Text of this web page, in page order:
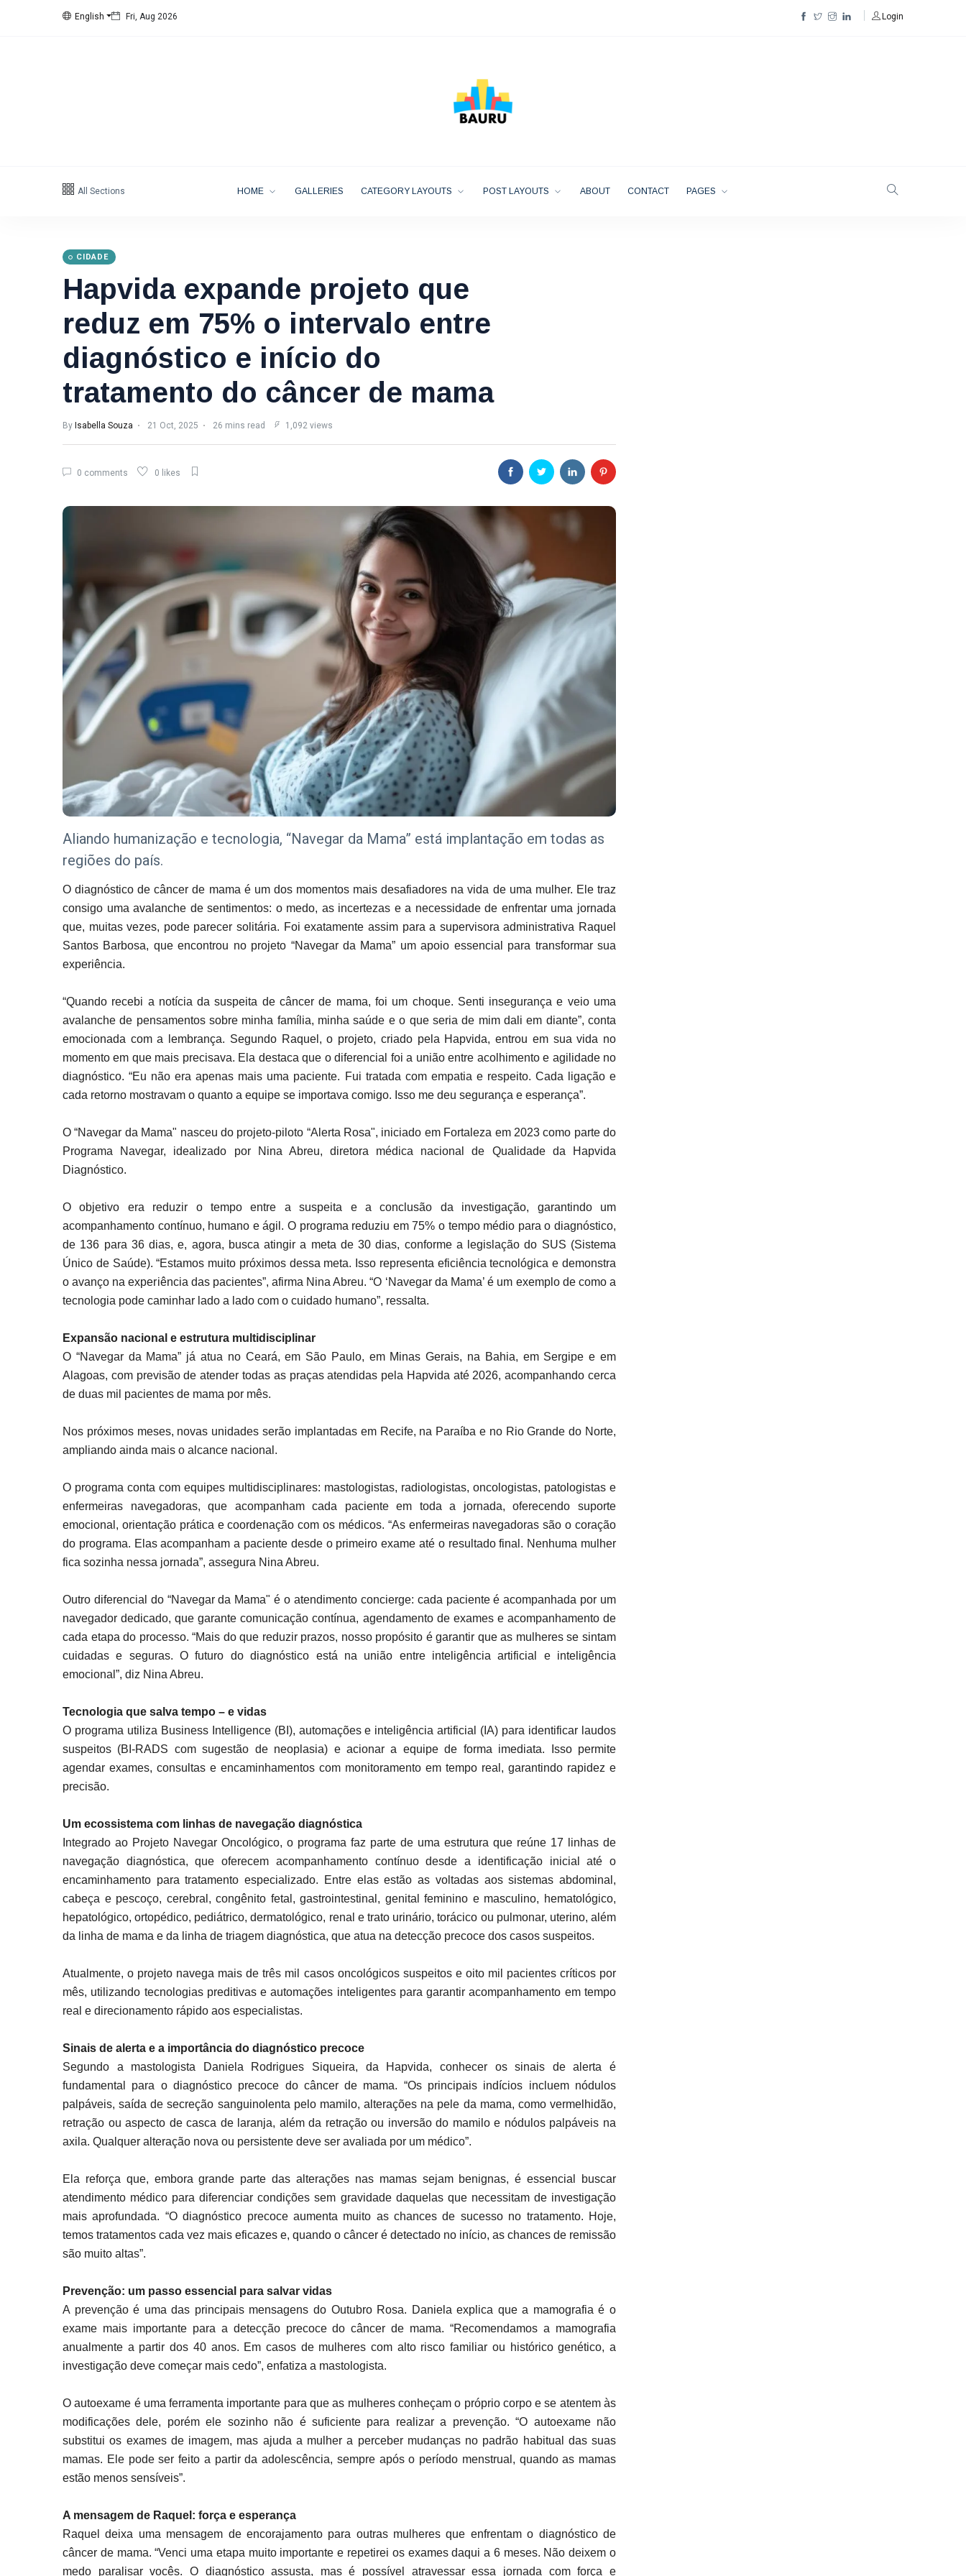
English Fri, Aug 2026 Login
All Sections HOME GALLERIES CATEGORY LAYOUTS POST LAYOUTS ABOUT CONTACT PAGES
CIDADE
Hapvida expande projeto que
reduz em 75% o intervalo entre
diagnóstico e início do
tratamento do câncer de mama
By Isabella Souza 21 Oct, 2025 26 mins read 1,092 views
0 comments 0 likes
Aliando humanização e tecnologia, “Navegar da Mama” está implantação em todas as
regiões do país.
O diagnóstico de câncer de mama é um dos momentos mais desafiadores na vida de uma mulher. Ele traz
consigo uma avalanche de sentimentos: o medo, as incertezas e a necessidade de enfrentar uma jornada
que, muitas vezes, pode parecer solitária. Foi exatamente assim para a supervisora administrativa Raquel
Santos Barbosa, que encontrou no projeto “Navegar da Mama” um apoio essencial para transformar sua
experiência.
“Quando recebi a notícia da suspeita de câncer de mama, foi um choque. Senti insegurança e veio uma
avalanche de pensamentos sobre minha família, minha saúde e o que seria de mim dali em diante”, conta
emocionada com a lembrança. Segundo Raquel, o projeto, criado pela Hapvida, entrou em sua vida no
momento em que mais precisava. Ela destaca que o diferencial foi a união entre acolhimento e agilidade no
diagnóstico. “Eu não era apenas mais uma paciente. Fui tratada com empatia e respeito. Cada ligação e
cada retorno mostravam o quanto a equipe se importava comigo. Isso me deu segurança e esperança”.
O “Navegar da Mama" nasceu do projeto-piloto “Alerta Rosa", iniciado em Fortaleza em 2023 como parte do
Programa Navegar, idealizado por Nina Abreu, diretora médica nacional de Qualidade da Hapvida
Diagnóstico.
O objetivo era reduzir o tempo entre a suspeita e a conclusão da investigação, garantindo um
acompanhamento contínuo, humano e ágil. O programa reduziu em 75% o tempo médio para o diagnóstico,
de 136 para 36 dias, e, agora, busca atingir a meta de 30 dias, conforme a legislação do SUS (Sistema
Único de Saúde). “Estamos muito próximos dessa meta. Isso representa eficiência tecnológica e demonstra
o avanço na experiência das pacientes”, afirma Nina Abreu. “O ‘Navegar da Mama’ é um exemplo de como a
tecnologia pode caminhar lado a lado com o cuidado humano”, ressalta.
Expansão nacional e estrutura multidisciplinar
O “Navegar da Mama” já atua no Ceará, em São Paulo, em Minas Gerais, na Bahia, em Sergipe e em
Alagoas, com previsão de atender todas as praças atendidas pela Hapvida até 2026, acompanhando cerca
de duas mil pacientes de mama por mês.
Nos próximos meses, novas unidades serão implantadas em Recife, na Paraíba e no Rio Grande do Norte,
ampliando ainda mais o alcance nacional.
O programa conta com equipes multidisciplinares: mastologistas, radiologistas, oncologistas, patologistas e
enfermeiras navegadoras, que acompanham cada paciente em toda a jornada, oferecendo suporte
emocional, orientação prática e coordenação com os médicos. “As enfermeiras navegadoras são o coração
do programa. Elas acompanham a paciente desde o primeiro exame até o resultado final. Nenhuma mulher
fica sozinha nessa jornada”, assegura Nina Abreu.
Outro diferencial do “Navegar da Mama" é o atendimento concierge: cada paciente é acompanhada por um
navegador dedicado, que garante comunicação contínua, agendamento de exames e acompanhamento de
cada etapa do processo. “Mais do que reduzir prazos, nosso propósito é garantir que as mulheres se sintam
cuidadas e seguras. O futuro do diagnóstico está na união entre inteligência artificial e inteligência
emocional”, diz Nina Abreu.
Tecnologia que salva tempo – e vidas
O programa utiliza Business Intelligence (BI), automações e inteligência artificial (IA) para identificar laudos
suspeitos (BI-RADS com sugestão de neoplasia) e acionar a equipe de forma imediata. Isso permite
agendar exames, consultas e encaminhamentos com monitoramento em tempo real, garantindo rapidez e
precisão.
Um ecossistema com linhas de navegação diagnóstica
Integrado ao Projeto Navegar Oncológico, o programa faz parte de uma estrutura que reúne 17 linhas de
navegação diagnóstica, que oferecem acompanhamento contínuo desde a identificação inicial até o
encaminhamento para tratamento especializado. Entre elas estão as voltadas aos sistemas abdominal,
cabeça e pescoço, cerebral, congênito fetal, gastrointestinal, genital feminino e masculino, hematológico,
hepatológico, ortopédico, pediátrico, dermatológico, renal e trato urinário, torácico ou pulmonar, uterino, além
da linha de mama e da linha de triagem diagnóstica, que atua na detecção precoce dos casos suspeitos.
Atualmente, o projeto navega mais de três mil casos oncológicos suspeitos e oito mil pacientes críticos por
mês, utilizando tecnologias preditivas e automações inteligentes para garantir acompanhamento em tempo
real e direcionamento rápido aos especialistas.
Sinais de alerta e a importância do diagnóstico precoce
Segundo a mastologista Daniela Rodrigues Siqueira, da Hapvida, conhecer os sinais de alerta é
fundamental para o diagnóstico precoce do câncer de mama. “Os principais indícios incluem nódulos
palpáveis, saída de secreção sanguinolenta pelo mamilo, alterações na pele da mama, como vermelhidão,
retração ou aspecto de casca de laranja, além da retração ou inversão do mamilo e nódulos palpáveis na
axila. Qualquer alteração nova ou persistente deve ser avaliada por um médico”.
Ela reforça que, embora grande parte das alterações nas mamas sejam benignas, é essencial buscar
atendimento médico para diferenciar condições sem gravidade daquelas que necessitam de investigação
mais aprofundada. “O diagnóstico precoce aumenta muito as chances de sucesso no tratamento. Hoje,
temos tratamentos cada vez mais eficazes e, quando o câncer é detectado no início, as chances de remissão
são muito altas”.
Prevenção: um passo essencial para salvar vidas
A prevenção é uma das principais mensagens do Outubro Rosa. Daniela explica que a mamografia é o
exame mais importante para a detecção precoce do câncer de mama. “Recomendamos a mamografia
anualmente a partir dos 40 anos. Em casos de mulheres com alto risco familiar ou histórico genético, a
investigação deve começar mais cedo”, enfatiza a mastologista.
O autoexame é uma ferramenta importante para que as mulheres conheçam o próprio corpo e se atentem às
modificações dele, porém ele sozinho não é suficiente para realizar a prevenção. “O autoexame não
substitui os exames de imagem, mas ajuda a mulher a perceber mudanças no padrão habitual das suas
mamas. Ele pode ser feito a partir da adolescência, sempre após o período menstrual, quando as mamas
estão menos sensíveis”.
A mensagem de Raquel: força e esperança
Raquel deixa uma mensagem de encorajamento para outras mulheres que enfrentam o diagnóstico de
câncer de mama. “Venci uma etapa muito importante e repetirei os exames daqui a 6 meses. Não deixem o
medo paralisar vocês. O diagnóstico assusta, mas é possível atravessar essa jornada com força e